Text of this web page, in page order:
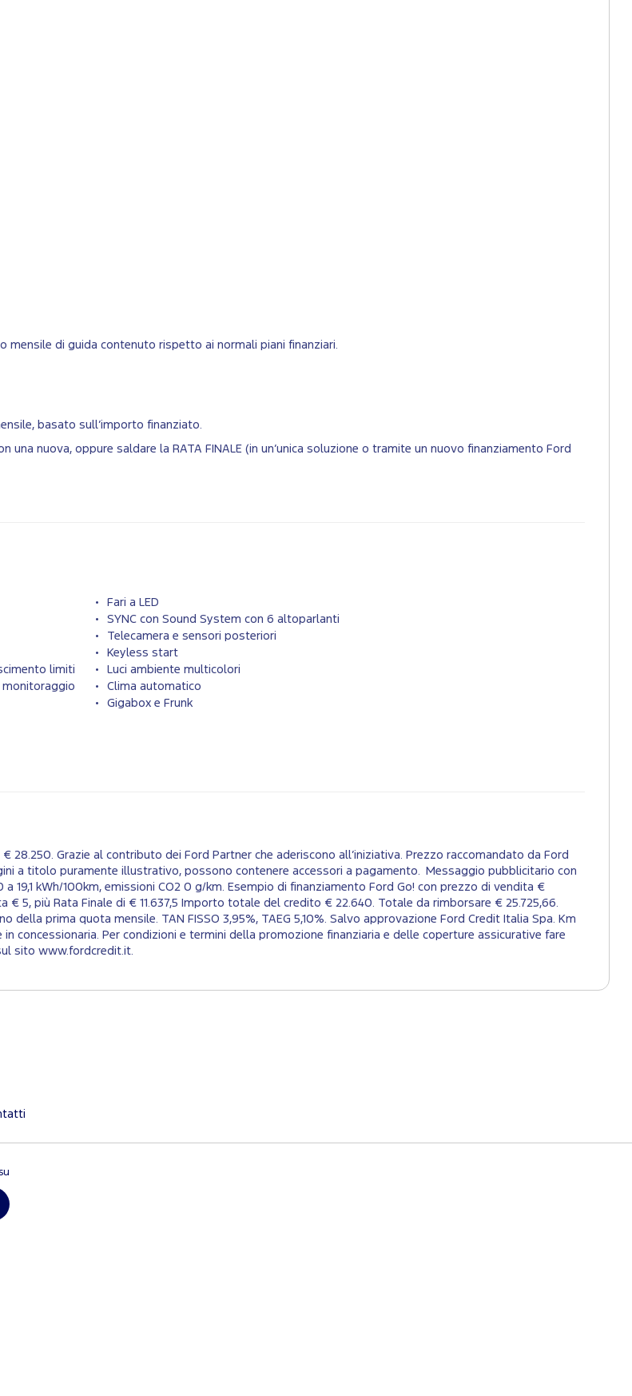
mensile di guida contenuto rispetto ai normali piani finanziari.
basato sull’importo finanziato.
nuova, oppure saldare la RATA FINALE (in un’unica soluzione o tramite un nuovo finanziamento Ford
Fari a LED
SYNC con Sound System con 6 altoparlanti
Telecamera e sensori posteriori
Keyless start
limiti
monitoraggio
Luci ambiente multicolori
Clima automatico
Gigabox e Frunk
28.250. Grazie al contributo dei Ford Partner che aderiscono all’iniziativa. Prezzo raccomandato da Ford
a titolo puramente illustrativo, possono contenere accessori a pagamento. Messaggio pubblicitario con
19,1 kWh/100km, emissioni CO2 0 g/km. Esempio di finanziamento Ford Go! con prezzo di vendita €
5, più Rata Finale di € 11.637,5 Importo totale del credito € 22.640. Totale da rimborsare € 25.725,66.
prima quota mensile. TAN FISSO 3,95%, TAEG 5,10%. Salvo approvazione Ford Credit Italia Spa. Km
Per condizioni e termini della promozione finanziaria e delle coperture assicurative fare
sito www.fordcredit.it.